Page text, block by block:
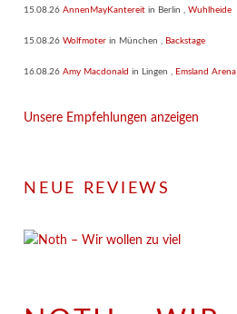
15.08.26AnnenMayKantereit in Berlin , Wuhlheide
15.08.26Wolfmoter in München , Backstage
16.08.26Amy Macdonald in Lingen , Emsland Arena
Unsere Empfehlungen anzeigen
NEUE REVIEWS